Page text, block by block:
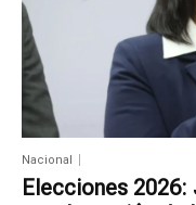
Nacional
Elecciones